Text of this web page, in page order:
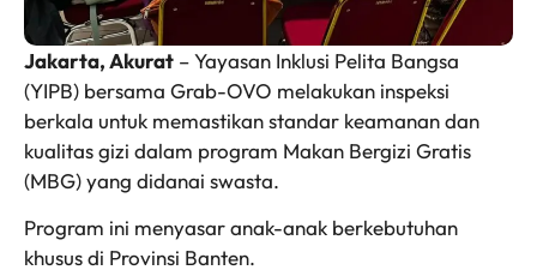
Jakarta, Akurat – Yayasan Inklusi Pelita Bangsa
(YIPB) bersama Grab-OVO melakukan inspeksi
berkala untuk memastikan standar keamanan dan
kualitas gizi dalam program Makan Bergizi Gratis
(MBG) yang didanai swasta.
Program ini menyasar anak-anak berkebutuhan
khusus di Provinsi Banten.